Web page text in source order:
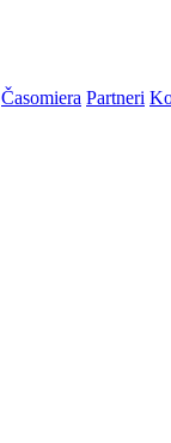
Časomiera Partneri